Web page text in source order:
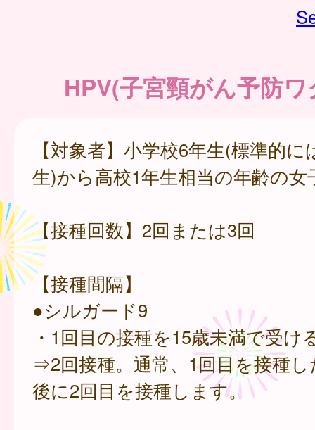
HPV(子宮頸がん予防
【対象者】小学校6年生(標準的に
生)から高校1年生相当の年齢の女
【接種回数】2回または3回
【接種間隔】
●シルガード9
・1回目の接種を15歳未満で受け
⇒2回接種。通常、1回目を接種
後に2回目を接種します。